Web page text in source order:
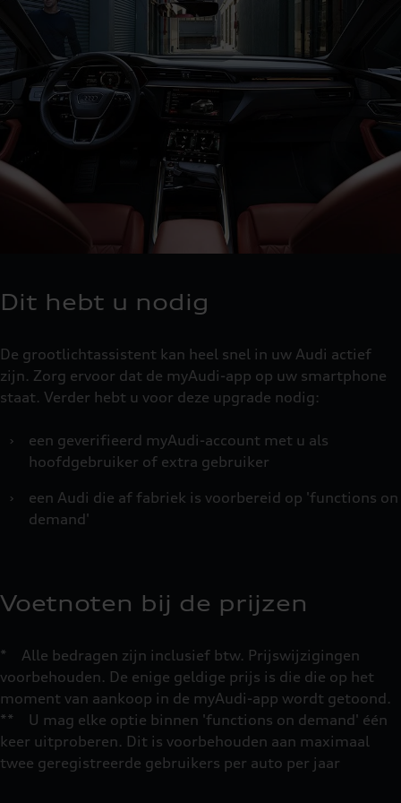
Dit hebt u nodig
De grootlichtassistent kan heel snel in uw Audi actief
zijn. Zorg ervoor dat de myAudi-app op uw smartphone
staat. Verder hebt u voor deze upgrade nodig:
›
een geverifieerd myAudi-account met u als
hoofdgebruiker of extra gebruiker
›
een Audi die af fabriek is voorbereid op 'functions on
demand'
Voetnoten bij de prijzen
* Alle bedragen zijn inclusief btw. Prijswijzigingen
voorbehouden. De enige geldige prijs is die die op het
moment van aankoop in de myAudi-app wordt getoond.
** U mag elke optie binnen 'functions on demand' één
keer uitproberen. Dit is voorbehouden aan maximaal
twee geregistreerde gebruikers per auto per jaar